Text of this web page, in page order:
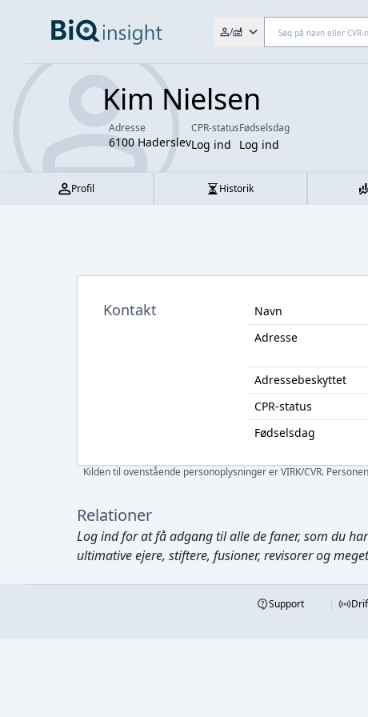
/
Kim Nielsen
Adresse
6100 Haderslev
CPR-status
Log ind
Fødselsdag
Log ind
Profil Historik
Kontakt Navn
Adresse
Adressebeskyttet
CPR-status
Fødselsdag
Kilden til ovenstående personoplysninger er VIRK/CVR.
Relationer
Log indfor at få adgang til alle de faner, som du
ultimative ejere, stiftere, fusioner, revisorer og
Support